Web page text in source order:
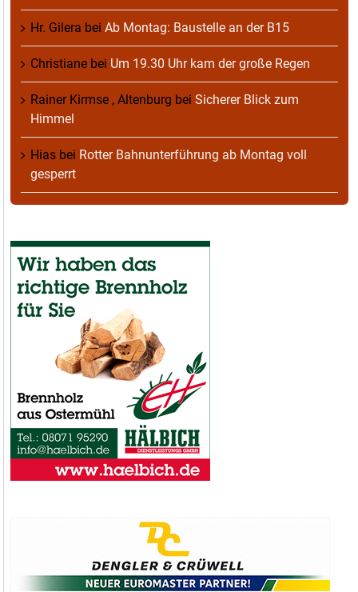
Hr. Gilera bei Ab Montag: Baustelle an der B15
Christiane bei Um 19.30 Uhr kam der große Regen
Rainer Kirmse , Altenburg bei Sicherer Blick zum
Himmel
Hias bei Rotter Bahnunterführung ab Montag voll
gesperrt